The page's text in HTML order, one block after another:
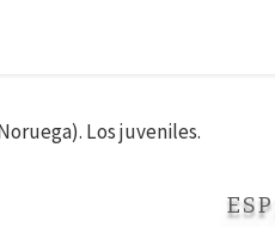
Los juveniles.